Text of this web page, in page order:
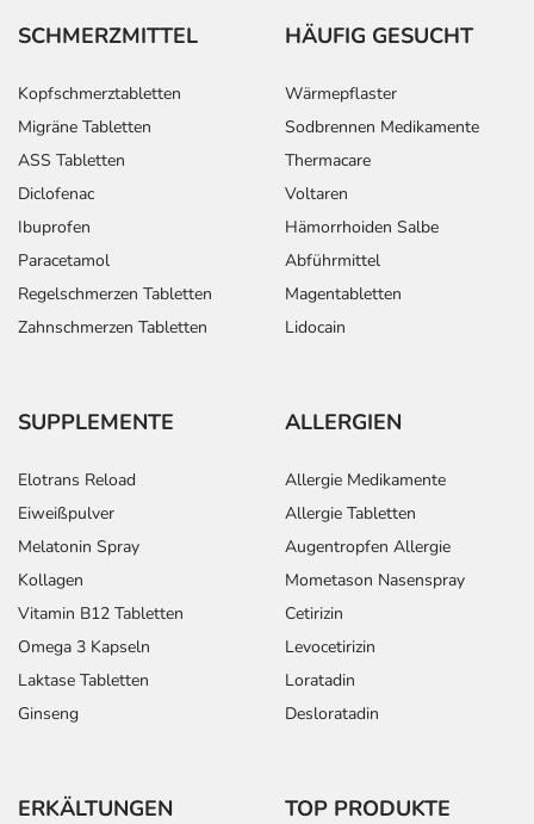
SCHMERZMITTEL
Kopfschmerztabletten
Migräne Tabletten
ASS Tabletten
Diclofenac
Ibuprofen
Paracetamol
Regelschmerzen Tabletten
Zahnschmerzen Tabletten
HÄUFIG GESUCHT
Wärmepflaster
Sodbrennen Medikamente
Thermacare
Voltaren
Hämorrhoiden Salbe
Abführmittel
Magentabletten
Lidocain
SUPPLEMENTE
Elotrans Reload
Eiweißpulver
Melatonin Spray
Kollagen
Vitamin B12 Tabletten
Omega 3 Kapseln
Laktase Tabletten
Ginseng
ALLERGIEN
Allergie Medikamente
Allergie Tabletten
Augentropfen Allergie
Mometason Nasenspray
Cetirizin
Levocetirizin
Loratadin
Desloratadin
ERKÄLTUNGEN TOP PRODUKTE